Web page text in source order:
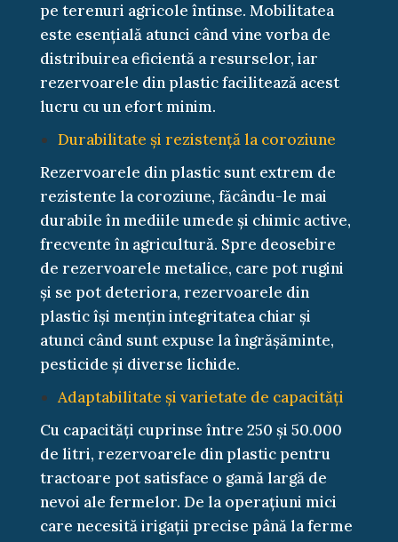
pe terenuri agricole întinse. Mobilitatea
este esențială atunci când vine vorba de
distribuirea eficientă a resurselor, iar
rezervoarele din plastic facilitează acest
lucru cu un efort minim.
Durabilitate și rezistență la coroziune
Rezervoarele din plastic sunt extrem de
rezistente la coroziune, făcându-le mai
durabile în mediile umede și chimic active,
frecvente în agricultură. Spre deosebire
de rezervoarele metalice, care pot rugini
și se pot deteriora, rezervoarele din
plastic își mențin integritatea chiar și
atunci când sunt expuse la îngrășăminte,
pesticide și diverse lichide.
Adaptabilitate și varietate de capacități
Cu capacități cuprinse între 250 și 50.000
de litri, rezervoarele din plastic pentru
tractoare pot satisface o gamă largă de
nevoi ale fermelor. De la operațiuni mici
care necesită irigații precise până la ferme